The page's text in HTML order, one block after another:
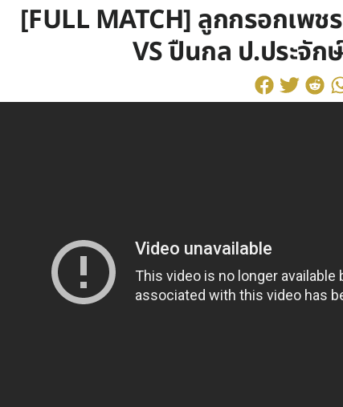
[FULL MATCH] ลูกกรอกเพ
VS ปืนกล ป.ประจั